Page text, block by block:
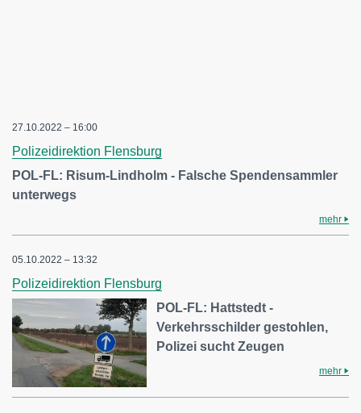
27.10.2022 – 16:00
Polizeidirektion Flensburg
POL-FL: Risum-Lindholm - Falsche Spendensammler
unterwegs
mehr
05.10.2022 – 13:32
Polizeidirektion Flensburg
POL-FL: Hattstedt -
Verkehrsschilder gestohlen,
Polizei sucht Zeugen
mehr